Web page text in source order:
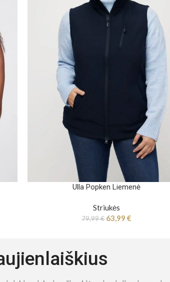
Ulla Popken Liemenė
Striukės
79,99€ 63,99 €